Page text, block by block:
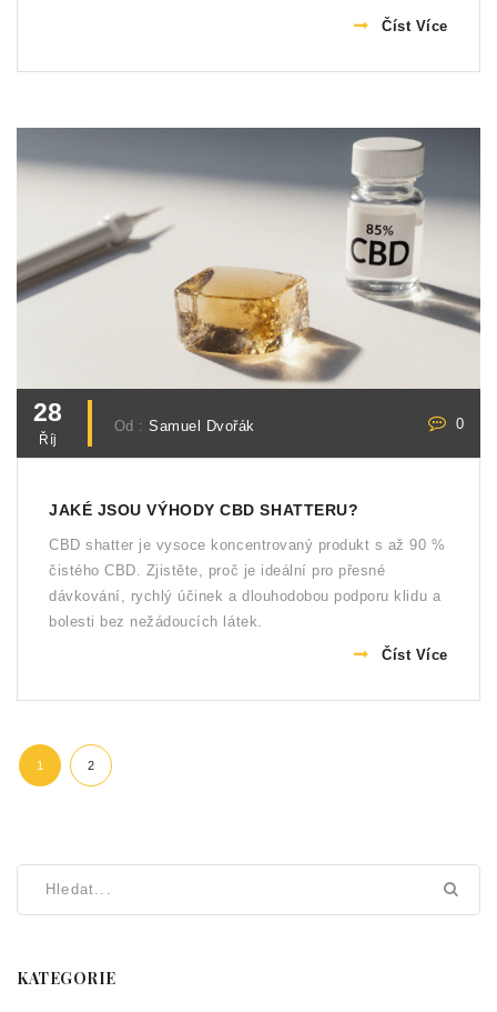
Číst Více
28
Říj
Od :Samuel Dvořák 0
JAKÉ JSOU VÝHODY CBD SHATTERU?
CBD shatter je vysoce koncentrovaný produkt s až 90 %
čistého CBD. Zjistěte, proč je ideální pro přesné
dávkování, rychlý účinek a dlouhodobou podporu klidu a
bolesti bez nežádoucích látek.
Číst Více
1 2
KATEGORIE